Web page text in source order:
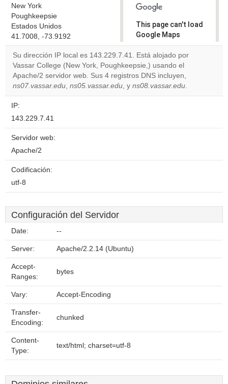
New York
Poughkeepsie
Estados Unidos
41.7008, -73.9192
This page can't load
Google Maps
correctly.
Do you
own this
website?
Su dirección IP local es 143.229.7.41. Está alojado por
Vassar College (New York, Poughkeepsie,) usando el
Apache/2 servidor web. Sus 4 registros DNS incluyen,
ns07.vassar.edu, ns05.vassar.edu, y ns08.vassar.edu.
IP:
143.229.7.41
Servidor web:
Apache/2
Codificación:
utf-8
Configuración del Servidor
Date: --
Server: Apache/2.2.14 (Ubuntu)
Accept-
Ranges:
bytes
Vary: Accept-Encoding
Transfer-
Encoding:
chunked
Content-
Type:
text/html; charset=utf-8